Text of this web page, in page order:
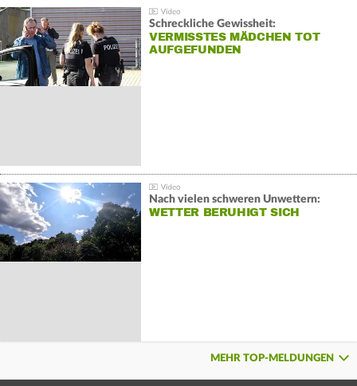
Schreckliche Gewissheit:
VERMISSTES MÄDCHEN TOT
AUFGEFUNDEN
Nach vielen schweren Unwettern:
WETTER BERUHIGT SICH
MEHR TOP-MELDUNGEN